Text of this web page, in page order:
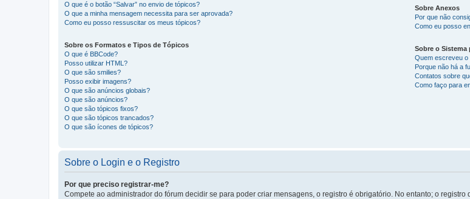
O que é o botão “Salvar” no envio de tópicos?
O que a minha mensagem necessita para ser aprovada?
Como eu posso ressuscitar os meus tópicos?
Sobre os Formatos e Tipos de Tópicos
O que é BBCode?
Posso utilizar HTML?
O que são smilies?
Posso exibir imagens?
O que são anúncios globais?
O que são anúncios?
O que são tópicos fixos?
O que são tópicos trancados?
O que são ícones de tópicos?
Sobre Anexos
Por que não
Como eu posso
Sobre o Sistema
Quem escreveu o
Porque não há a
Contatos sobre
Como faço para
Sobre o Login e o Registro
Por que preciso registrar-me?
Compete ao administrador do fórum decidir se para poder criar mensagens, o registro é obrigatório. No entanto; o